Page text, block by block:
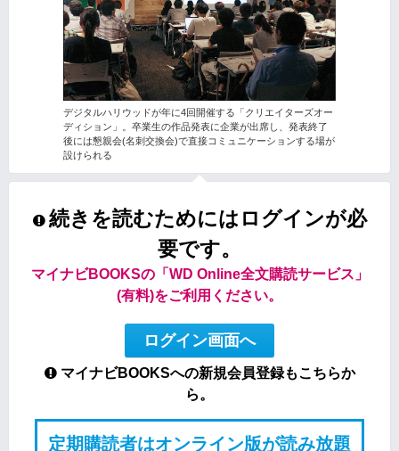
デジタルハリウッドが年に4回開催する「クリエイターズオー
ディション」。卒業生の作品発表に企業が出席し、発表終了
後には懇親会(名刺交換会)で直接コミュニケーションする場が
設けられる
続きを読むためにはログインが必
要です。
マイナビBOOKSの「WD Online全文購読サービス」
(有料)をご利用ください。
ログイン画面へ
マイナビBOOKSへの新規会員登録もこちらか
ら。
定期購読者はオンライン版が読み放題